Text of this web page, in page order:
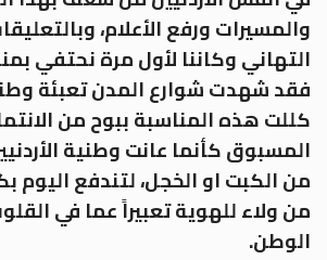
والمسيرات ورفع الأعلام،
التهاني وكاننا لأول مرة نحتفي
فقد شهدت شوارع المدن تعبئة
كللت هذه المناسبة ببوح من
المسبوق كأنما عانت وطنية
من الكبت او الخجل، لتندفع اليوم
من ولاء للهوية تعبيراً عما في
الوطن.